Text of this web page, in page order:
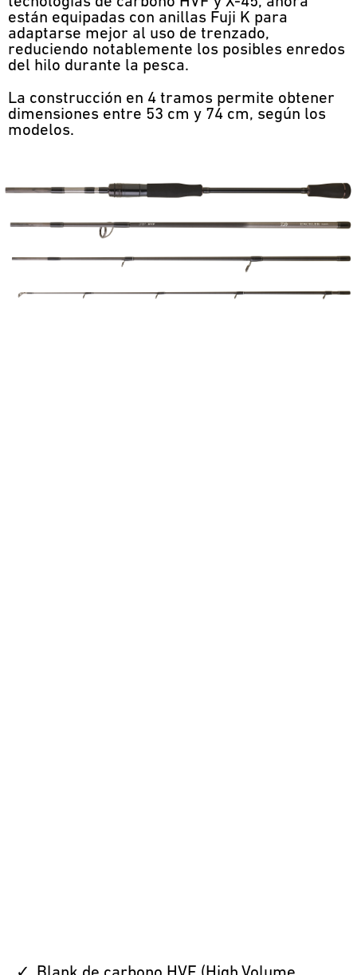
están equipadas con anillas Fuji K para
adaptarse mejor al uso de trenzado,
reduciendo notablemente los posibles enredos
del hilo durante la pesca.
La construcción en 4 tramos permite obtener
dimensiones entre 53 cm y 74 cm, según los
modelos.